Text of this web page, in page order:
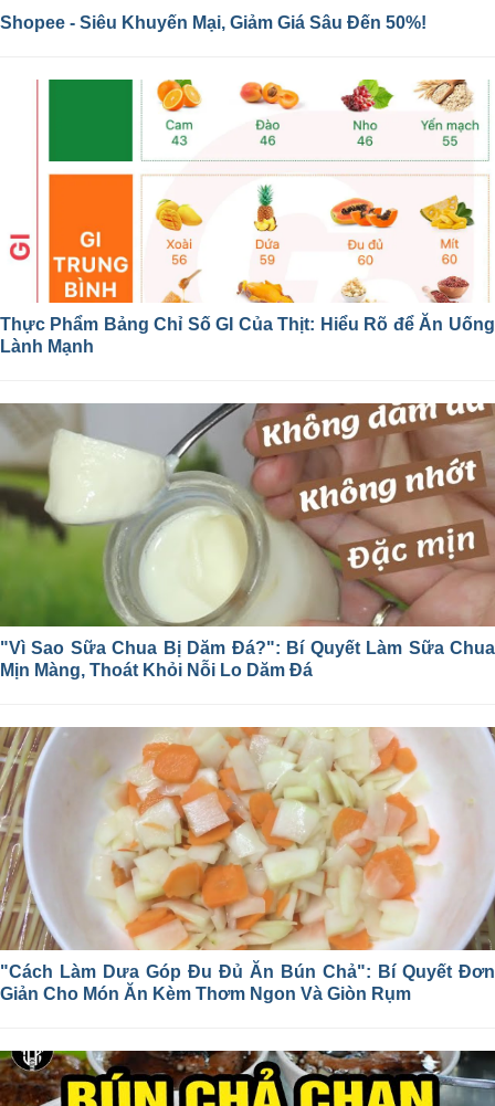
Shopee - Siêu Khuyến Mại, Giảm Giá Sâu Đến 50%!
Thực Phẩm Bảng Chỉ Số GI Của Thịt: Hiểu Rõ để Ăn Uống
Lành Mạnh
"Vì Sao Sữa Chua Bị Dăm Đá?": Bí Quyết Làm Sữa Chua
Mịn Màng, Thoát Khỏi Nỗi Lo Dăm Đá
"Cách Làm Dưa Góp Đu Đủ Ăn Bún Chả": Bí Quyết Đơn
Giản Cho Món Ăn Kèm Thơm Ngon Và Giòn Rụm